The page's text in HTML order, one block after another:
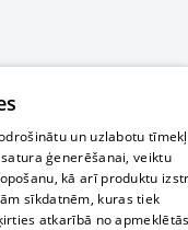
un uzlabotu
ģenerēšanai, veiktu
kā arī produktu
sīkdatnēm, kuras tiek
atkarībā no